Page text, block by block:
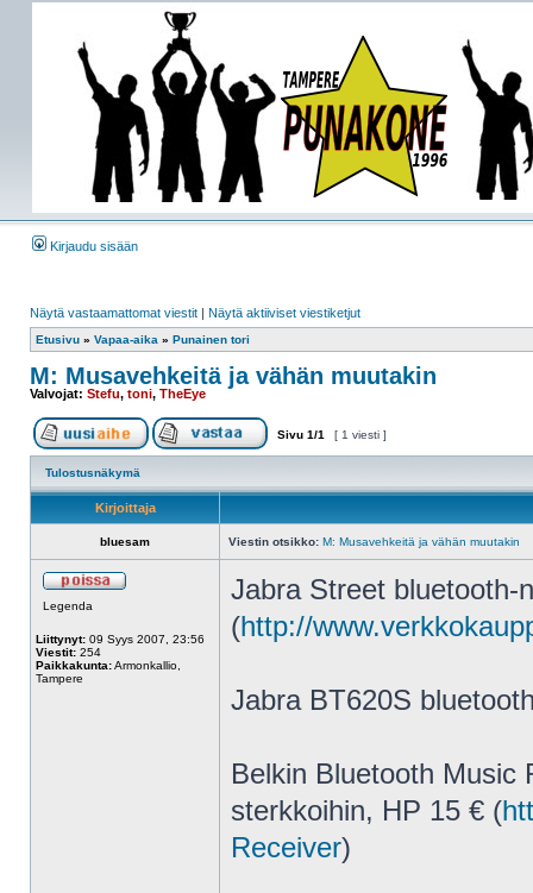
Kirjaudu sisään
Näytä vastaamattomat viestit | Näytä aktiiviset viestiketjut
Etusivu » Vapaa-aika » Punainen tori
M: Musavehkeitä ja vähän muutakin
Valvojat: Stefu, toni, TheEye
Sivu 1/1 [ 1 viesti ]
Tulostusnäkymä
Kirjoittaja
bluesam Viestin otsikko: M: Musavehkeitä ja vähän muutakin
Legenda
Liittynyt: 09 Syys 2007, 23:56
Viestit: 254
Paikkakunta:Armonkallio,
Tampere
Jabra Street bluetooth-
(http://
Jabra BT620S
Belkin Bluetooth Music
sterkkoihin, HP 15 € (
Receiver)